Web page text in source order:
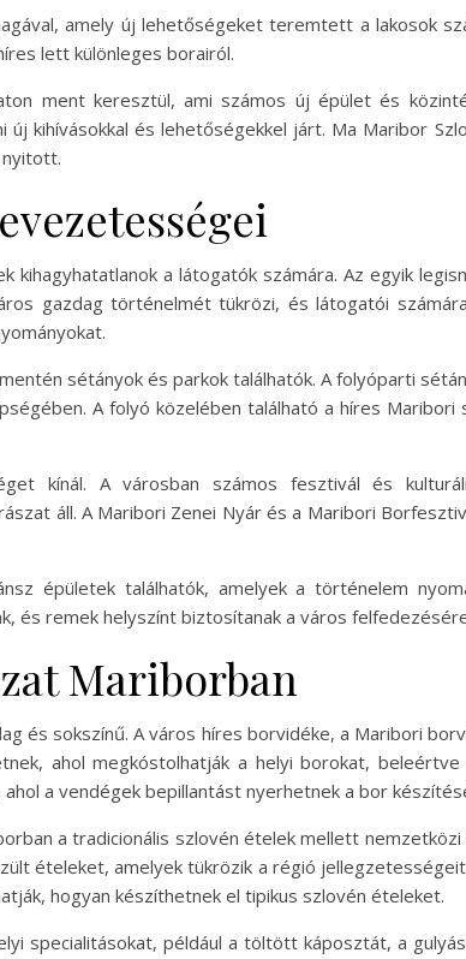
amely új lehetőségeket teremtett a lakosok
lett különleges borairól.
ment keresztül, ami számos új épület és
kihívásokkal és lehetőségekkel járt. Ma Maribor
kihagyhatatlanok a látogatók számára. Az egyik
gazdag történelmét tükrözi, és látogatói
sétányok és parkok találhatók. A folyóparti
A folyó közelében található a híres
kínál. A városban számos fesztivál és
áll. A Maribori Zenei Nyár és a Maribori
épületek találhatók, amelyek a történelem
és remek helyszínt biztosítanak a város
Mariborban
és sokszínű. A város híres borvidéke, a Maribori
ahol megkóstolhatják a helyi borokat,
a vendégek bepillantást nyerhetnek a bor
a tradicionális szlovén ételek mellett
ételeket, amelyek tükrözik a régió
hogyan készíthetnek el tipikus szlovén ételeket.
specialitásokat, például a töltött káposztát, a